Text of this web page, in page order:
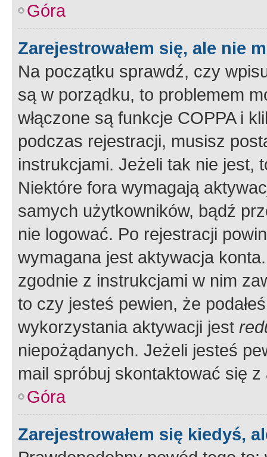
Góra
Zarejestrowałem się, ale nie
Na początku sprawdź, czy
są w porządku, to problemem
włączone są funkcje COPPA i
podczas rejestracji, musisz
instrukcjami. Jeżeli tak nie jest,
Niektóre fora wymagają
samych użytkowników, bądź
nie logować. Po rejestracji
wymagana jest aktywacja
zgodnie z instrukcjami w nim
to czy jesteś pewien, że
wykorzystania aktywacji jest
niepożądanych. Jeżeli jesteś
mail spróbuj skontaktować się
Góra
Zarejestrowałem się kiedyś,